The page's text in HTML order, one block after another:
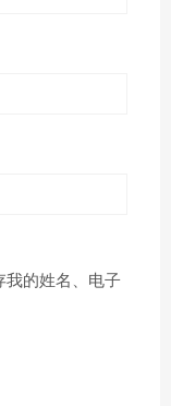
我的姓名、电子